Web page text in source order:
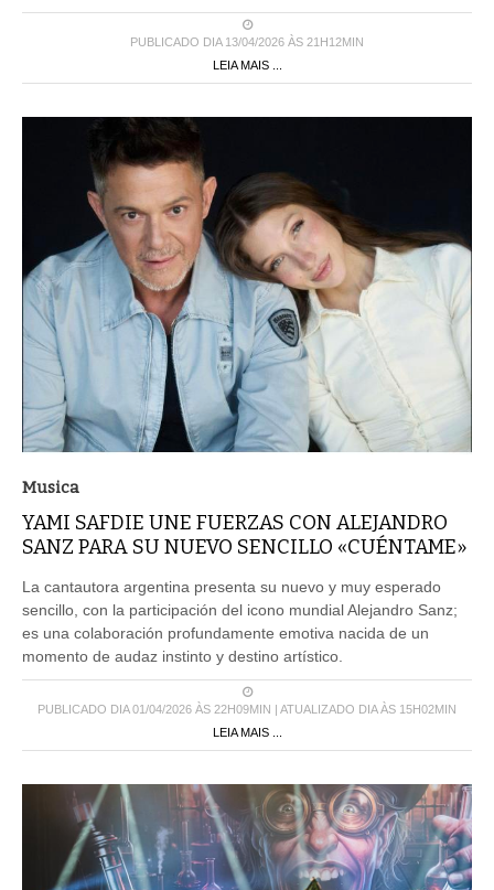
PUBLICADO DIA 13/04/2026 ÀS 21H12MIN
LEIA MAIS ...
Musica
YAMI SAFDIE UNE FUERZAS CON ALEJANDRO
SANZ PARA SU NUEVO SENCILLO «CUÉNTAME»
La cantautora argentina presenta su nuevo y muy esperado
sencillo, con la participación del icono mundial Alejandro Sanz;
es una colaboración profundamente emotiva nacida de un
momento de audaz instinto y destino artístico.
PUBLICADO DIA 01/04/2026 ÀS 22H09MIN | ATUALIZADO DIA ÀS 15H02MIN
LEIA MAIS ...